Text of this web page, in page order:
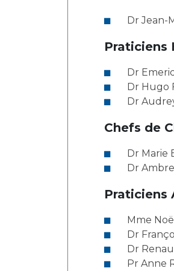
Les associations
Salon des familles
Transports sanitaires
Vos droits, vos devoirs
Les structures de
Dr Jean-
Praticiens
Dr
Dr Hugo
Dr
Chefs de
Dr Marie
Dr
Praticiens
Mme
Dr
Dr
Pr Anne